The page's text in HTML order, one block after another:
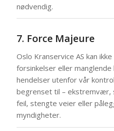
nødvendig.
7. Force Majeure
Oslo Kranservice AS kan
forsinkelser eller
hendelser utenfor vår
begrenset til – ekstremvær,
feil, stengte veier eller
myndigheter.